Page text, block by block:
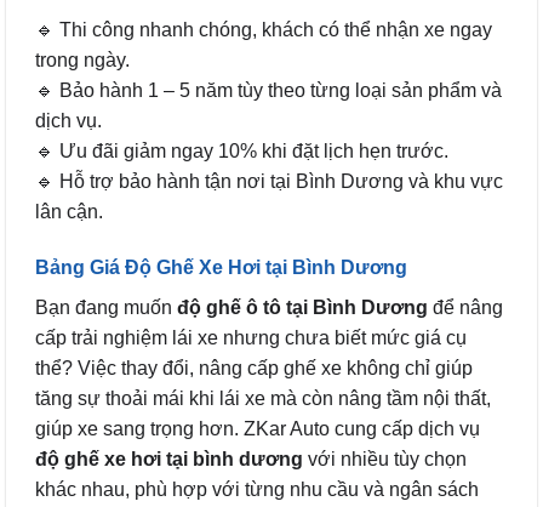
🔹 Thi công nhanh chóng, khách có thể nhận xe ngay
trong ngày.
🔹 Bảo hành 1 – 5 năm tùy theo từng loại sản phẩm và
dịch vụ.
🔹 Ưu đãi giảm ngay 10% khi đặt lịch hẹn trước.
🔹 Hỗ trợ bảo hành tận nơi tại Bình Dương và khu vực
lân cận.
Bảng Giá Độ Ghế Xe Hơi tại Bình Dương
Bạn đang muốn độ ghế ô tô tại Bình Dương để nâng
cấp trải nghiệm lái xe nhưng chưa biết mức giá cụ
thể? Việc thay đổi, nâng cấp ghế xe không chỉ giúp
tăng sự thoải mái khi lái xe mà còn nâng tầm nội thất,
giúp xe sang trọng hơn. ZKar Auto cung cấp dịch vụ
độ ghế xe hơi tại bình dương với nhiều tùy chọn
khác nhau, phù hợp với từng nhu cầu và ngân sách